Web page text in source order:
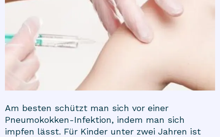
Am besten schützt man sich vor einer
Pneumokokken-Infektion, indem man sich
impfen lässt. Für Kinder unter zwei Jahren ist